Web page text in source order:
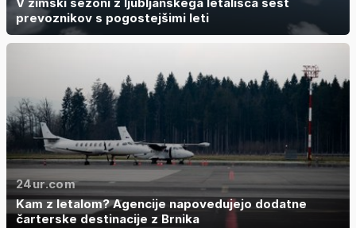
V zimski sezoni z ljubljanskega letališča šest
prevoznikov s pogostejšimi leti
24ur.com
Kam z letalom? Agencije napovedujejo dodatne
čarterske destinacije z Brnika